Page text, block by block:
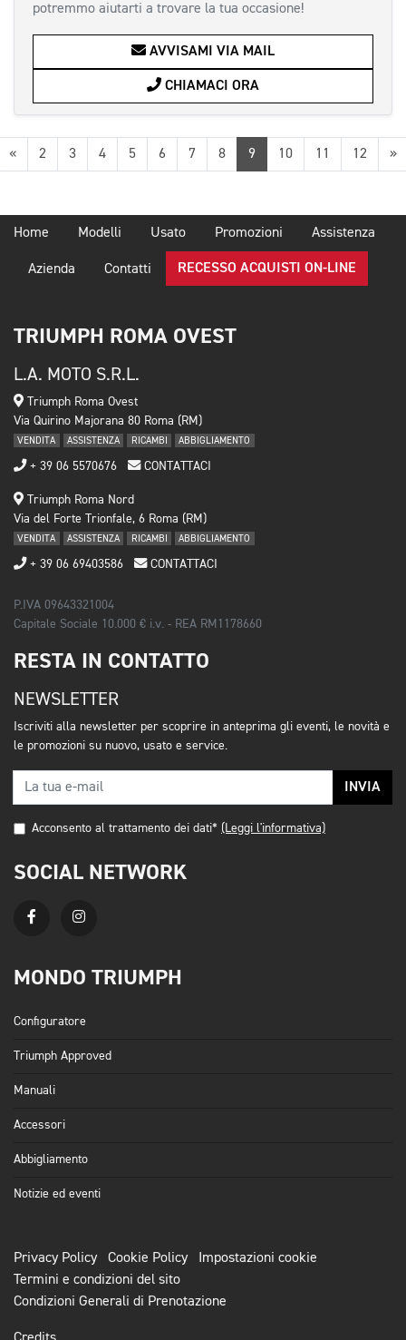
potremmo aiutarti a trovare la tua occasione!
AVVISAMI VIA MAIL
CHIAMACI ORA
«Precedente
2 3 4 5 6 7 8 9 10 11 12 »
Home Modelli Usato Promozioni Assistenza
Azienda Contatti RECESSO ACQUISTI ON-LINE
TRIUMPH ROMA OVEST
L.A. MOTO S.R.L.
Triumph Roma Ovest
Via Quirino Majorana 80 Roma (RM)
VENDITA ASSISTENZA RICAMBI ABBIGLIAMENTO
+ 39 06 5570676 CONTATTACI
Triumph Roma Nord
Via del Forte Trionfale, 6 Roma (RM)
VENDITA ASSISTENZA RICAMBI ABBIGLIAMENTO
+ 39 06 69403586 CONTATTACI
P.IVA 09643321004
Capitale Sociale 10.000 € i.v. - REA RM1178660
RESTA IN CONTATTO
NEWSLETTER
Iscriviti alla newsletter per scoprire in anteprima gli eventi, le novità e
le promozioni su nuovo, usato e service.
INVIA
Acconsento al trattamento dei dati* (Leggi l'informativa)
SOCIAL NETWORK
MONDO TRIUMPH
Configuratore
Triumph Approved
Manuali
Accessori
Abbigliamento
Notizie ed eventi
Privacy Policy Cookie Policy
Impostazioni cookie
Termini e condizioni del sito
Condizioni Generali di Prenotazione